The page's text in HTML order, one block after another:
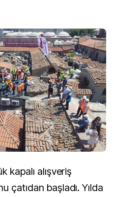
kapalı alışveriş
çatıdan başladı. Yılda